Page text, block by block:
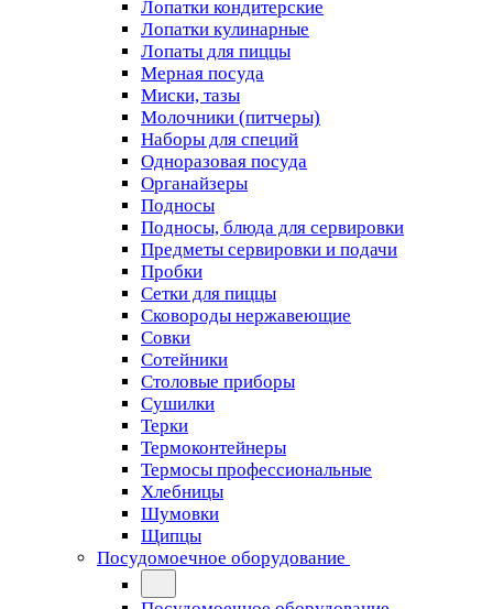
Лопатки кондитерские
Лопатки кулинарные
Лопаты для пиццы
Мерная посуда
Миски, тазы
Молочники (питчеры)
Наборы для специй
Одноразовая посуда
Органайзеры
Подносы
Подносы, блюда для сервировки
Предметы сервировки и подачи
Пробки
Сетки для пиццы
Сковороды нержавеющие
Совки
Сотейники
Столовые приборы
Сушилки
Терки
Термоконтейнеры
Термосы профессиональные
Хлебницы
Шумовки
Щипцы
Посудомоечное оборудование